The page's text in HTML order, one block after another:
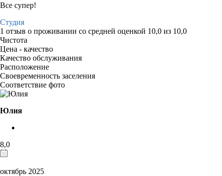
Все супер!
Студия
1 отзыв о проживании со средней оценкой 10,0 из 10,0
Чистота
Цена - качество
Качество обслуживания
Расположение
Своевременность заселения
Соответствие фото
Юлия
8,0
октябрь 2025